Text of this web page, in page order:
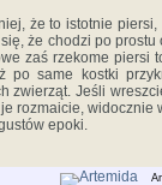
że to istotnie piersi,
że chodzi po prostu
zaś rzekome piersi
po same kostki
zwierząt. Jeśli
rozmaicie, widocznie
epoki.